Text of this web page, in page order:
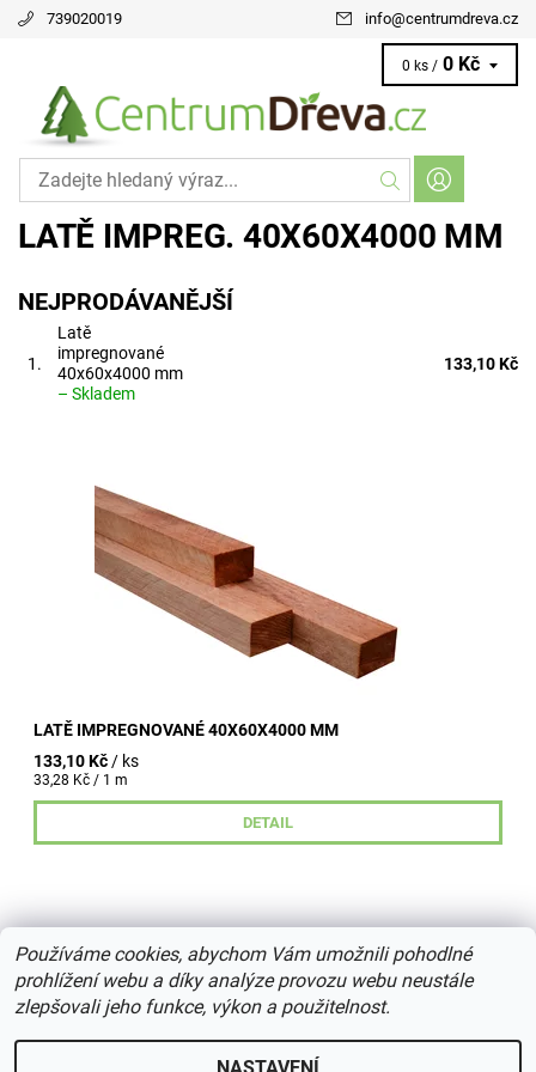
739020019 info@centrumdreva.cz
0 ks / 0 Kč
LATĚ IMPREG. 40X60X4000 MM
NEJPRODÁVANĚJŠÍ
1.
Latě
impregnované
40x60x4000 mm
– Skladem
133,10 Kč
LATĚ IMPREGNOVANÉ 40X60X4000 MM
133,10 Kč / ks
33,28 Kč / 1 m
DETAIL
nastavení cookies
Používáme cookies, abychom Vám umožnili pohodlné
prohlížení webu a díky analýze provozu webu neustále
zlepšovali jeho funkce, výkon a použitelnost.